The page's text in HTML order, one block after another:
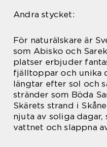
Andra stycket:
För naturälskare är
som Abisko och
platser erbjuder
fjälltoppar och unika
längtar efter sol och
stränder som Böda
Skärets strand i
njuta av soliga dagar,
vattnet och slappna